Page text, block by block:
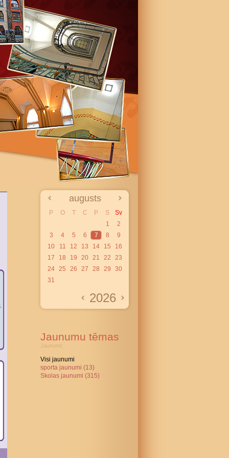
augusts
P O T C P S
Sv
1
2
3
4 5 6 7 8
9
10
11 12 13 14 15
16
17
18 19 20 21 22
23
24 25 26 27 28 29
30
31
2026
Jaunumu tēmas
Jaunumi:
Visi jaunumi
sporta jaunumi (13)
Skolas jaunumi (315)